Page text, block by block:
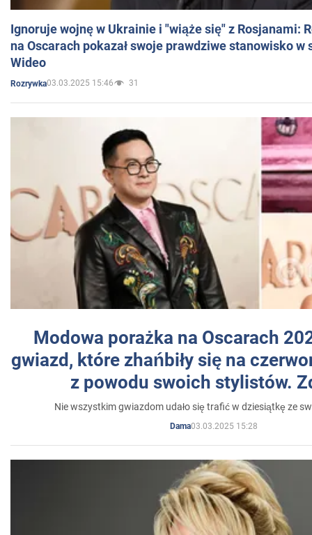
Ignoruje wojnę w Ukrainie i "wiąże się" z Rosjanami:
na Oscarach pokazał swoje prawdziwe stanowisko w
Wideo
Rozrywka03.03.2025 15:46 31
Modowa porażka na Oscarach
gwiazd, które zhańbiły się na
z powodu swoich stylistów.
Nie wszystkim gwiazdom udało się trafić w dziesiątkę ze
Dama03.03.2025 15:28